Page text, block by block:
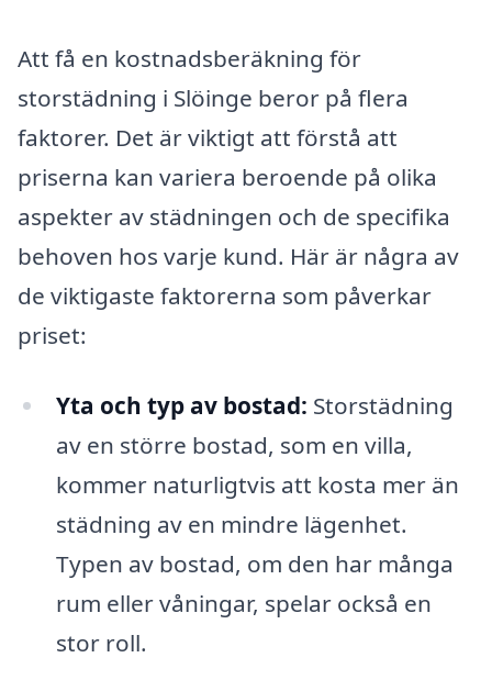
Att få en kostnadsberäkning för
storstädning i Slöinge beror på flera
faktorer. Det är viktigt att förstå att
priserna kan variera beroende på olika
aspekter av städningen och de specifika
behoven hos varje kund. Här är några av
de viktigaste faktorerna som påverkar
priset:
Yta och typ av bostad: Storstädning
av en större bostad, som en villa,
kommer naturligtvis att kosta mer än
städning av en mindre lägenhet.
Typen av bostad, om den har många
rum eller våningar, spelar också en
stor roll.